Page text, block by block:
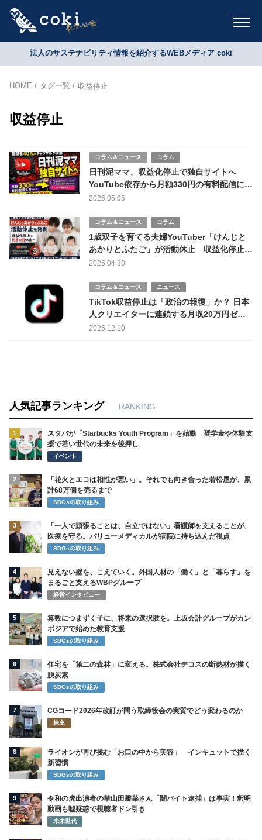
法人のサステナビリティ情報を紹介するWEBメディア coki
HOME タグ一覧 収益停止
収益停止
コラム＆ニュース コラム
日刊泥ママ、収益化停止で独自サイトへ
YouTube依存から月額330円の有料配信に転
換
2026.05.05
コラム＆ニュース コラム
1歳双子を育てる夫婦YouTuber「けんじと
あかりとふたご」が活動休止 収益化停止で
約3カ月休止へ
2026.04.30
コラム＆ニュース ニュース
TikTok収益停止は「政治の報復」か？ 日本
人クリエイターに連鎖する月収20万円ゼロ
の衝撃 – アルゴリズム規制と中国巨大プラ
2025.12.10
人気記事ランキング RANKING
1
スタバが「Starbucks Youth Program」を始動 奨学金や体験支
援で若い世代の未来を後押し
イベント
2
「花火とエコは相性が悪い」。それでも向き合った若松屋が、累
計68万個を売るまで
SDGsの取り組み
3
「一人で頑張ることは、自立ではない」看護師を支えることが、
医療を守る。バリューメディカルが病院に持ち込んだ視点
SDGsの取り組み
4
見えない壁を、こえていく。外国人材の「働く」と「暮らす」を
まるごと支えるWBPグループ
経営インタビュー
5
算数につまずく子に、将来の選択肢を。上坂会計グループがカン
ボジアで始めた教育支援
SDGsの取り組み
6
住宅を「第二の森林」に変える。株式会社デコスの断熱材が描く
脱炭素
SDGsの取り組み
7 CGコード2026年改訂が問う取締役会の実質でどう変わるのか
株主
8
ライオンが再び挑む「お口の中から美容」 インキュットで描く
新習慣
SDGsの取り組み
9
令和の虎出演者の華山田馨菜さん「闇バイト逮捕」は事実！釈明
動画も嘘疑惑で視聴者ドン引き
未来世代